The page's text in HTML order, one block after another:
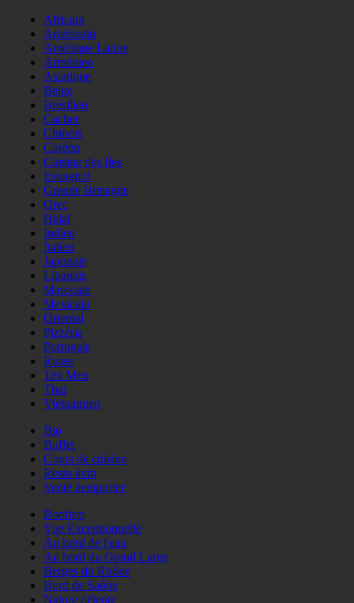
Africain
Américain
Amérique Latine
Arménien
Asiatique
Belge
Brésilien
Cacher
Chinois
Coréen
Cuisine des Iles
Espagnol
Grande Bretagne
Grec
Halal
Indien
Italien
Japonais
Libanais
Marocain
Mexicain
Oriental
Pizzéria
Portugais
Russe
Tex Mex
Thaï
Vietnamien
Bio
Buffet
Cours de cuisine
Resto àvin
Vente àemporter
Rooftop
Vue Exceptionnelle
Au bord de l'eau
Au bord du Grand Large
Berges du Rhône
Bord de Saône
Nature détente